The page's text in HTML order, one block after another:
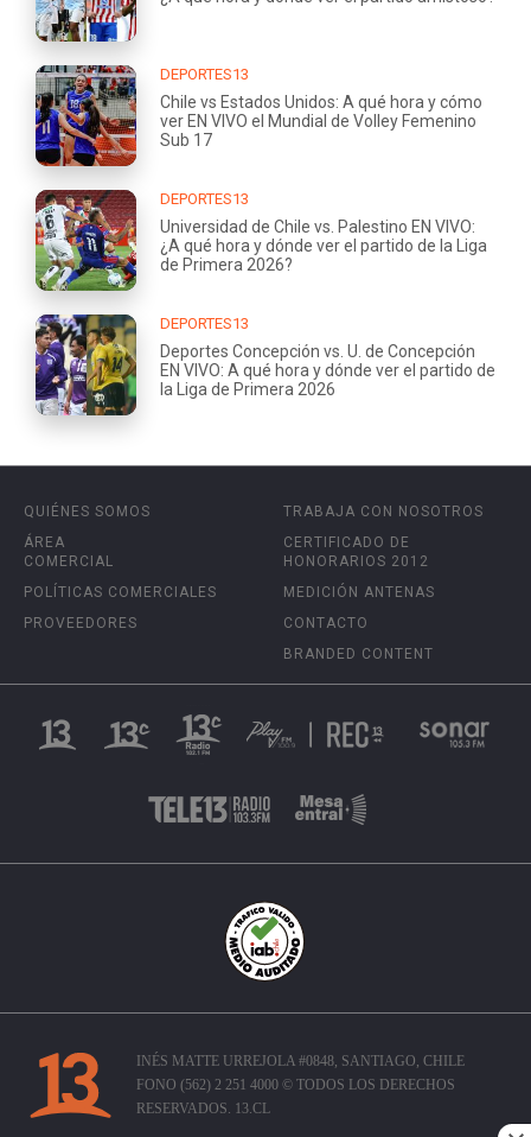
DEPORTES13
Chile vs Estados Unidos: A qué hora y cómo
ver EN VIVO el Mundial de Volley Femenino
Sub 17
DEPORTES13
Universidad de Chile vs. Palestino EN VIVO:
¿A qué hora y dónde ver el partido de la Liga
de Primera 2026?
DEPORTES13
Deportes Concepción vs. U. de Concepción
EN VIVO: A qué hora y dónde ver el partido de
la Liga de Primera 2026
QUIÉNES SOMOS
ÁREA
COMERCIAL
POLÍTICAS COMERCIALES
PROVEEDORES
TRABAJA CON NOSOTROS
CERTIFICADO DE
HONORARIOS 2012
MEDICIÓN ANTENAS
CONTACTO
BRANDED CONTENT
INÉS MATTE URREJOLA #0848, SANTIAGO, CHILE
FONO (562) 2 251 4000 © TODOS LOS DERECHOS
RESERVADOS. 13.CL